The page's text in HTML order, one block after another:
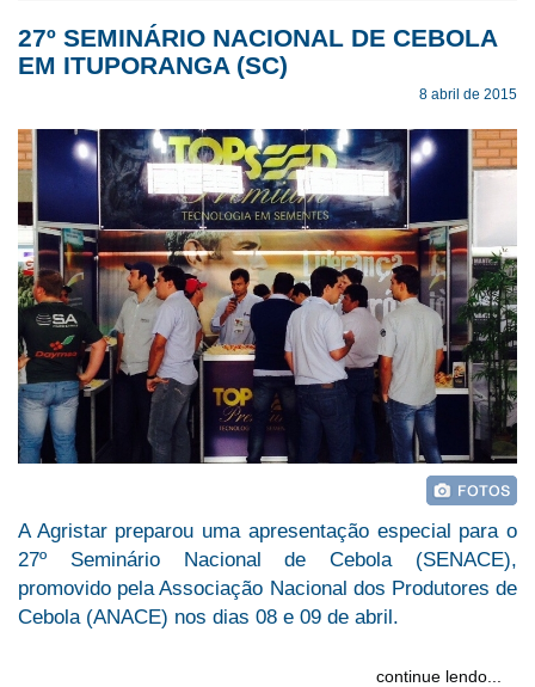
27º SEMINÁRIO NACIONAL DE CEBOLA
EM ITUPORANGA (SC)
8 abril de 2015
A Agristar preparou uma apresentação especial para o
27º Seminário Nacional de Cebola (SENACE),
promovido pela Associação Nacional dos Produtores de
Cebola (ANACE) nos dias 08 e 09 de abril.
continue lendo...